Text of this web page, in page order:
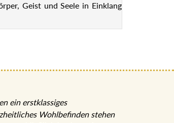
Geist und Seele in Einklang
ein erstklassiges
Wohlbefinden stehen